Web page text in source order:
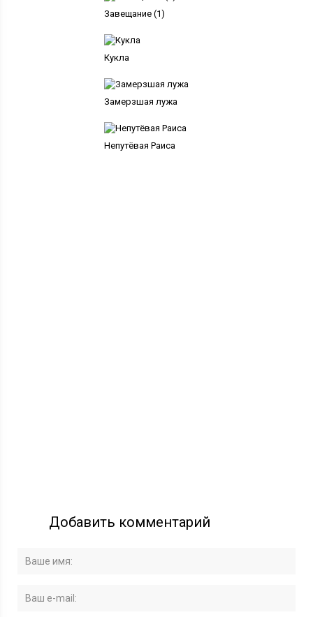
Завещание (1)
Кукла
Замерзшая лужа
Непутёвая Раиса
Добавить комментарий